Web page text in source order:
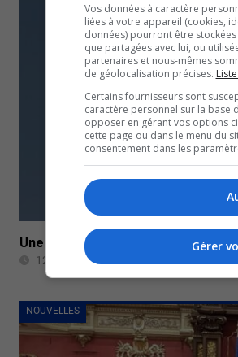
Une fusion économique pour La
12 Décembre 2022
NOUVELLES
Vos données à caractère
liées à votre appareil (cookies,
données) pourront être
que partagées avec lui, ou
partenaires et nous-mêmes
de géolocalisation précises.
Certains fournisseurs sont
caractère personnel sur la base
opposer en gérant vos options
cette page ou dans le menu du
consentement dans les
Gérer